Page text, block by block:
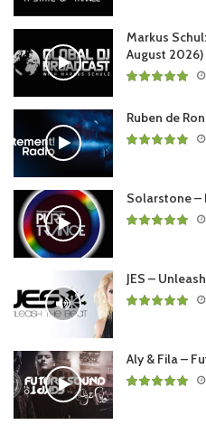
Markus
August 2026)
Ruben de
Solarstone –
JES –
Aly & Fila –